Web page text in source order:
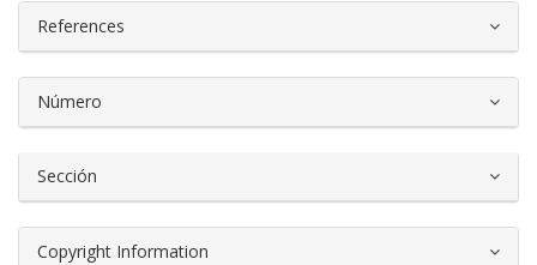
References
Número
Sección
Copyright Information